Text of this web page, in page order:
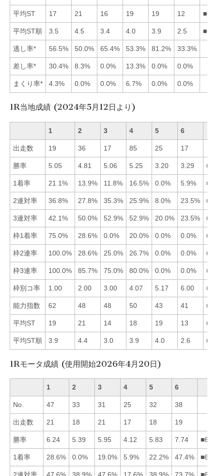
平均ST 17 21 16 19 19 12
平均ST順 3.5 4.5 3.4 4.0 3.9 2.5
逃し率* 56.5% 50.0% 65.4% 53.3% 81.2% 33.3%
差し率* 30.4% 8.3% 0.0% 13.3% 0.0% 0.0%
まくり率* 4.3% 0.0% 0.0% 6.7% 0.0% 0.0%
1R当地成績 (2024年5月12日より)
1 2 3 4 5 6
出走数 19 36 17 85 25 17
勝率 5.05 4.81 5.06 5.25 3.20 3.29
1着率 21.1% 13.9% 11.8% 16.5% 0.0% 5.9%
2連対率 36.8% 27.8% 35.3% 25.9% 8.0% 23.5%
3連対率 42.1% 50.0% 52.9% 52.9% 20.0% 23.5%
枠1着率 75.0% 28.6% 0.0% 20.0% 0.0% 0.0%
枠2連率 100.0% 28.6% 25.0% 26.7% 0.0% 0.0%
枠3連率 100.0% 85.7% 75.0% 80.0% 0.0% 0.0%
枠別コ率 1.00 2.00 3.00 4.07 5.17 6.00
能力指数 62 48 48 50 43 41
平均ST 19 21 14 18 19 13
平均ST順 3.9 4.4 3.0 3.9 4.0 2.6
1Rモータ成績 (使用開始2026年4月20日)
1 2 3 4 5 6
No. 47 33 31 25 32 38
出走数 21 18 21 17 18 19
勝率 6.24 5.39 5.95 4.12 5.83 7.74
1着率 28.6% 0.0% 19.0% 5.9% 22.2% 47.4%